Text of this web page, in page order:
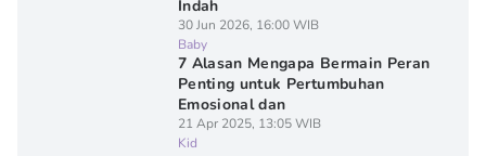
Indah
30 Jun 2026, 16:00 WIB
Baby
7 Alasan Mengapa Bermain Peran
Penting untuk Pertumbuhan
Emosional dan
21 Apr 2025, 13:05 WIB
Kid